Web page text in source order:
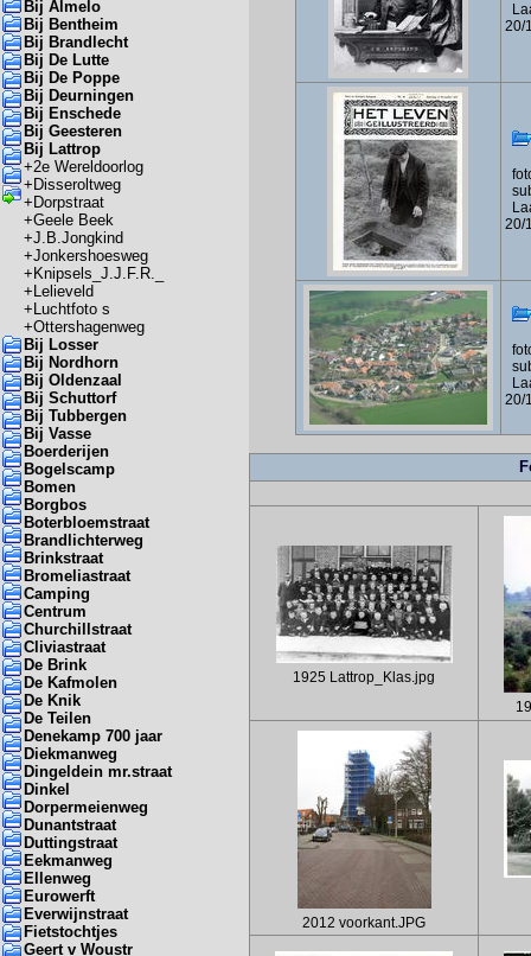
Bij Almelo
Bij Bentheim
Bij Brandlecht
Bij De Lutte
Bij De Poppe
Bij Deurningen
Bij Enschede
Bij Geesteren
Bij Lattrop
+2e Wereldoorlog
+ Disseroltweg
+ Dorpstraat
+Geele Beek
+J.B.Jongkind
+Jonkershoesweg
+ Knipsels_J.J.F.R._
+ Lelieveld
+ Luchtfoto s
+Ottershagenweg
Bij Losser
Bij Nordhorn
Bij Oldenzaal
Bij Schuttorf
Bij Tubbergen
Bij Vasse
Boerderijen
Bogelscamp
Bomen
Borgbos
Boterbloemstraat
Brandlichterweg
Brinkstraat
Bromeliastraat
Camping
Centrum
Churchillstraat
Cliviastraat
De Brink
De Kafmolen
De Knik
De Teilen
Denekamp 700 jaar
Diekmanweg
Dingeldein mr.straat
Dinkel
Dorpermeienweg
Dunantstraat
Duttingstraat
Eekmanweg
Ellenweg
Eurowerft
Everwijnstraat
Fietstochtjes
Geert v Woustr
20/
20/
20/
1925 Lattrop_Klas.jpg
2012 voorkant.JPG